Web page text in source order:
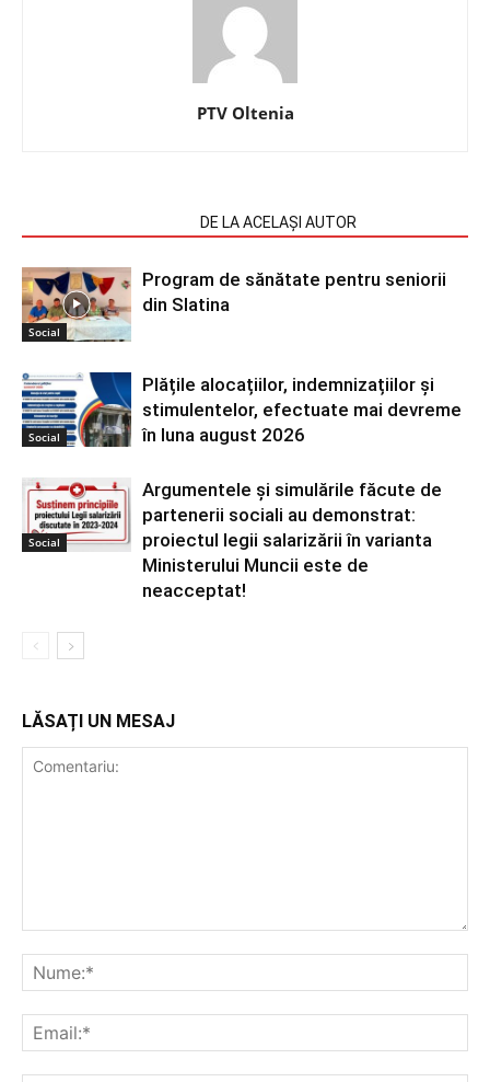
PTV Oltenia
DE LA ACELAȘI AUTOR
Social
Program de sănătate pentru seniorii
din Slatina
Social
Plățile alocațiilor, indemnizațiilor și
stimulentelor, efectuate mai devreme
în luna august 2026
Social
Argumentele și simulările făcute de
partenerii sociali au demonstrat:
proiectul legii salarizării în varianta
Ministerului Muncii este de
neacceptat!
LĂSAȚI UN MESAJ